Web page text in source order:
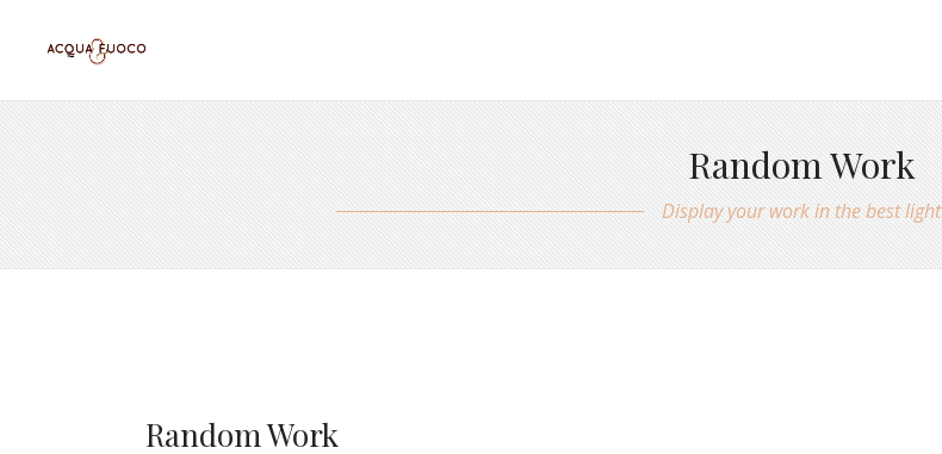
Random Work
Display your work in the best light
Random Work